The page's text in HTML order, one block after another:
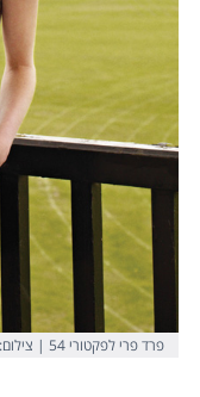
פרד פרי לפקטורי 54 | צילום: ‎ג'ורג' ברודוויק